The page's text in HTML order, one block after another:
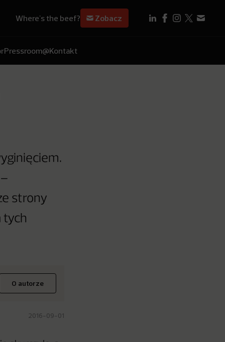
Where's the beef? Zobacz
Pressroom@Kontakt
strony
tych
O autorze
2016-09-01